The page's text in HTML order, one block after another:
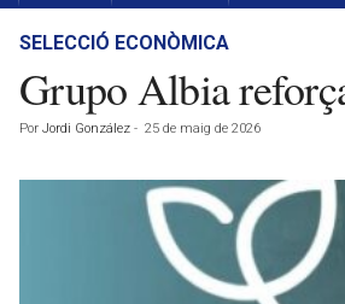
t
SELECCIÓ ECONÒMICA
Grupo Albia
Por Jordi González - 25 de maig de 2026